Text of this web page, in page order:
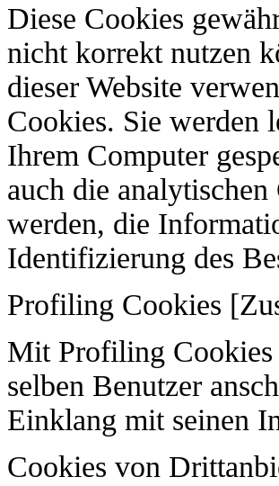
Diese Cookies
nicht korrekt nutzen
dieser Website
Cookies. Sie werden
Ihrem Computer
auch die
werden, die
Identifizierung des
Profiling Cookies
Mit Profiling Cookies
selben Benutzer
Einklang mit seinen
Cookies von